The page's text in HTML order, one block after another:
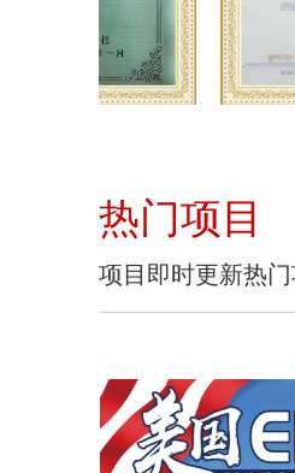
热门项目
项目即时更新热